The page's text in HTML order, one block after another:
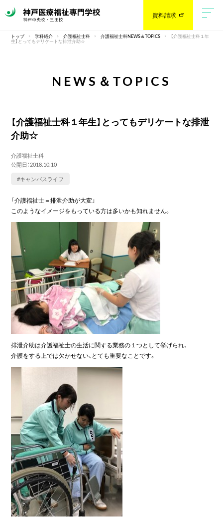
資料請求
トップ 学科紹介 介護福祉士科 介護福祉士科NEWS＆TOPICS 【介護福祉士科１年
生】とってもデリケートな排泄介助☆
NEWS＆TOPICS
【介護福祉士科１年生】とってもデリケートな排泄
介助☆
介護福祉士科
公開日：2018.10.10
#キャンパスライフ
「介護福祉士＝排泄介助が大変」
このようなイメージをもっている方は多いかも知れません。
排泄介助は介護福祉士の生活に関する業務の１つとして挙げられ、
介護をする上では欠かせない、とても重要なことです。